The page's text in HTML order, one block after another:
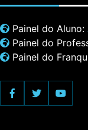
Painel do Aluno:
Painel do
Painel do